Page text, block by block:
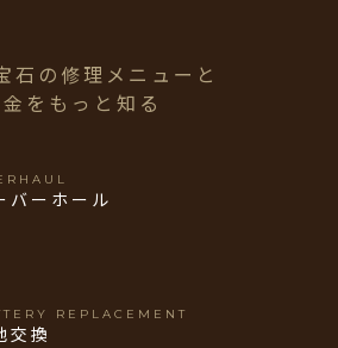
石の修理メニューと
をもっと知る
バーホール
REPLACEMENT
交換